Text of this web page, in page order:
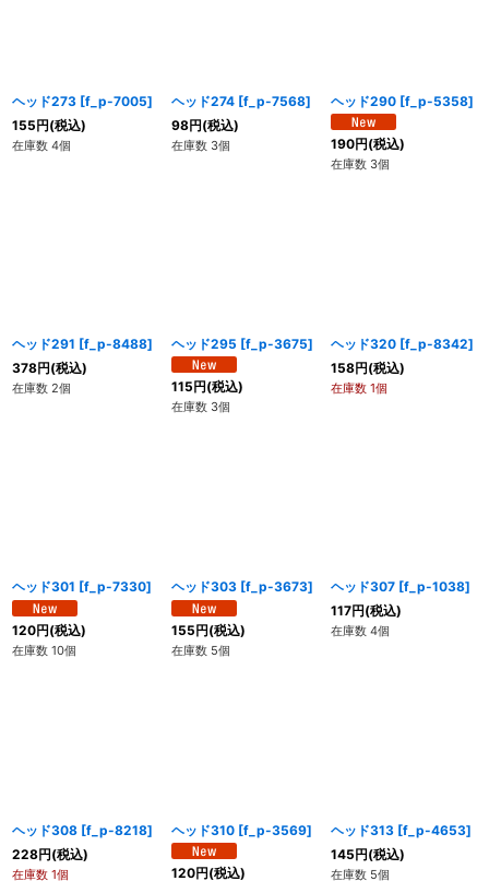
ヘッド273 [f_p-7005]
155円(税込)
在庫数 4個
ヘッド274 [f_p-7568]
98円(税込)
在庫数 3個
ヘッド290 [f_p-5358]
190円(税込)
在庫数 3個
ヘッド291 [f_p-8488]
378円(税込)
在庫数 2個
ヘッド295 [f_p-3675]
115円(税込)
在庫数 3個
ヘッド320 [f_p-8342]
158円(税込)
在庫数 1個
ヘッド301 [f_p-7330]
120円(税込)
在庫数 10個
ヘッド303 [f_p-3673]
155円(税込)
在庫数 5個
ヘッド307 [f_p-1038]
117円(税込)
在庫数 4個
ヘッド308 [f_p-8218]
228円(税込)
在庫数 1個
ヘッド310 [f_p-3569]
120円(税込)
ヘッド313 [f_p-4653]
145円(税込)
在庫数 5個